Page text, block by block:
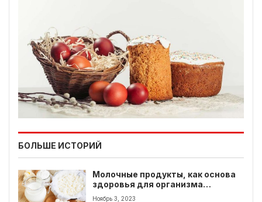
БОЛЬШЕ ИСТОРИЙ
Молочные продукты, как основа
здоровья для организма
человека. Топ-4 самых полезных
Ноябрь 3, 2023